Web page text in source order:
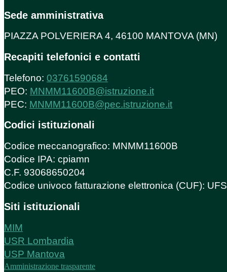
Sede amministrativa
PIAZZA POLVERIERA 4, 46100 MANTOVA (MN)
Recapiti telefonici e contatti
Telefono: 03761590684
PEO: MNMM11600B@istruzione.it
PEC: MNMM11600B@pec.istruzione.it
Codici istituzionali
Codice meccanografico: MNMM11600B
Codice IPA: cpiamn
C.F. 93068650204
Codice univoco fatturazione elettronica (CUF):
Siti istituzionali
MIM
USR Lombardia
USP Mantova
Amministrazione trasparente